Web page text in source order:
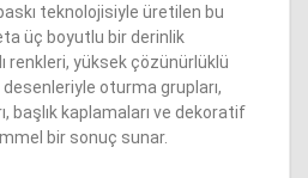
teknolojisiyle üretilen bu
üç boyutlu bir derinlik
renkleri, yüksek çözünürlüklü
oturma grupları,
başlık kaplamaları ve dekoratif
bir sonuç sunar.